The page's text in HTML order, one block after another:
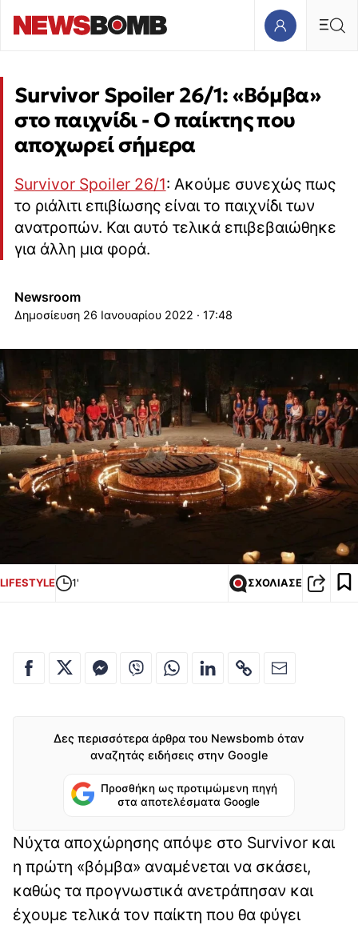
Survivor Spoiler 26/1: «Βόμβα»
στο παιχνίδι - Ο παίκτης που
αποχωρεί σήμερα
Survivor Spoiler 26/1: Ακούμε συνεχώς πως
το ριάλιτι επιβίωσης είναι το παιχνίδι των
ανατροπών. Και αυτό τελικά επιβεβαιώθηκε
για άλλη μια φορά.
Newsroom
26 Ιανουαρίου 2022 · 17:48
LIFESTYLE 1' ΣΧΟΛΙΑΣΕ
Δες περισσότερα άρθρα του Newsbomb όταν
αναζητάς ειδήσεις στην Google
Προσθήκη ως προτιμώμενη πηγή
στα αποτελέσματα Google
Νύχτα αποχώρησης απόψε στο Survivor και
η πρώτη «βόμβα» αναμένεται να σκάσει,
καθώς τα προγνωστικά ανετράπησαν και
έχουμε τελικά τον παίκτη που θα φύγει